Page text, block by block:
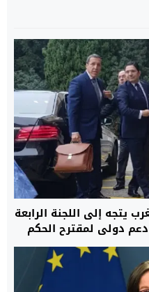
يتجه إلى اللجنة الرابعة
دولي لمقترح الحكم
الصحراء